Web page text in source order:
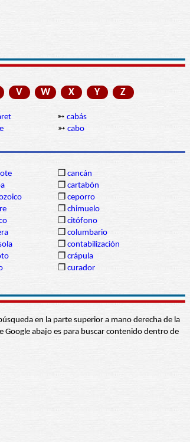
V W X Y Z
➳ cabás
➳ cabo
❒ cancán
❒ cartabón
❒ ceporro
❒ chimuelo
❒ citófono
❒ columbario
❒ contabilización
❒ crápula
❒ curador
en la parte superior a mano derecha de la
abajo es para buscar contenido dentro de